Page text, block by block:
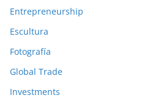
Entrepreneurship
Escultura
Fotografía
Global Trade
Investments